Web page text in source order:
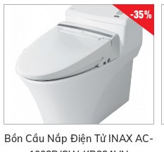
-35%
Bồn Cầu Nắp Điện Tử INAX AC-